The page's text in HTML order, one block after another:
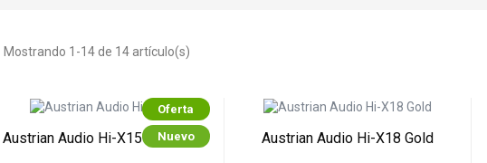
Mostrando 1-14 de 14 artículo(s)
Oferta
Nuevo
Austrian Audio Hi-X15 B-Stock Austrian Audio Hi-X18 Gold